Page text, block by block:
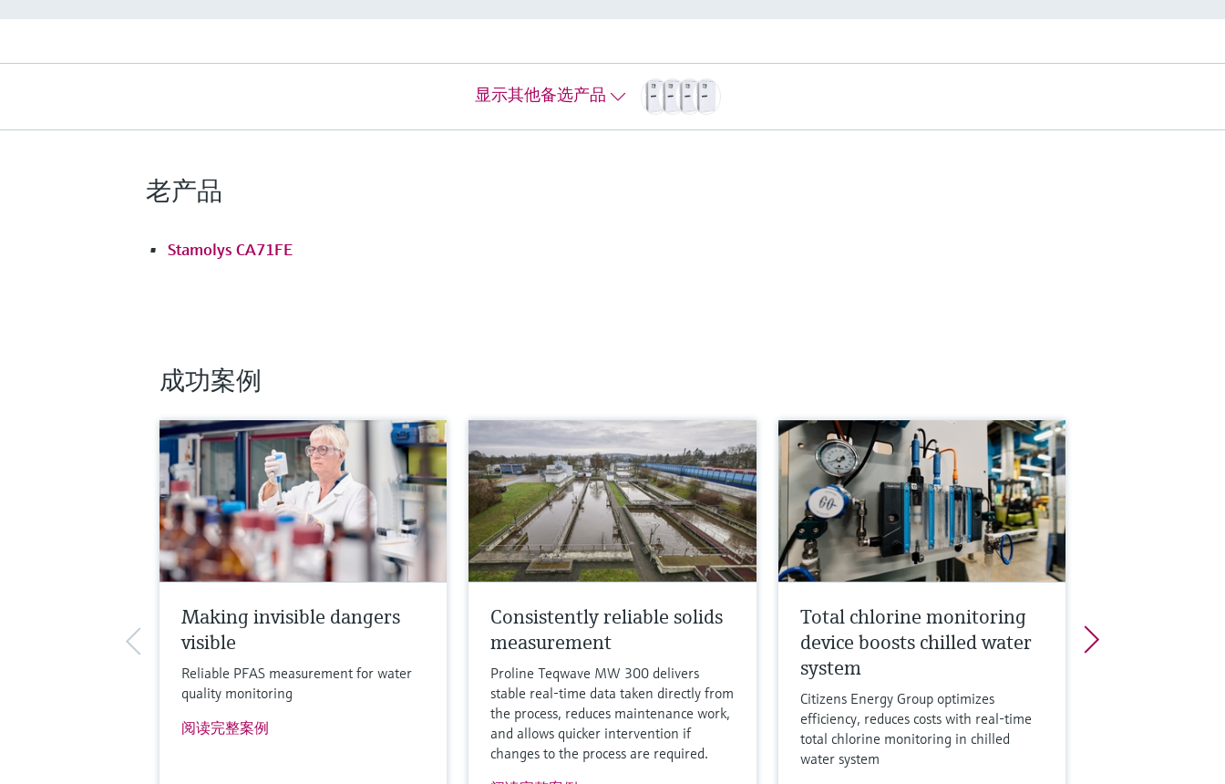
分析仪能够精准测量饮用水和废水中
优化絮凝和除磷过程中使用的铝离子
4...40 °C (39.2...104 °F)
更多信息
分析仪可以进行高精度在线测量，优
保满足电镀和皮革制造的环保要求。
测量范围
分析仪在线高精度分析饮用水、工艺
化控制水软化工艺。
显示其他备选产品
老产品
Stamolys CA71FE
成功案例
Making invisible dangers
visible
Reliable PFAS measurement for water
quality monitoring
阅读完整案例
Consistently reliable solids
measurement
Proline Teqwave MW 300 delivers
stable real-time data taken directly from
the process, reduces maintenance work,
and allows quicker intervention if
changes to the process are required.
Total chlorine monitoring
device boosts chilled water
system
Citizens Energy Group optimizes
efficiency, reduces costs with real-time
total chlorine monitoring in chilled
water system